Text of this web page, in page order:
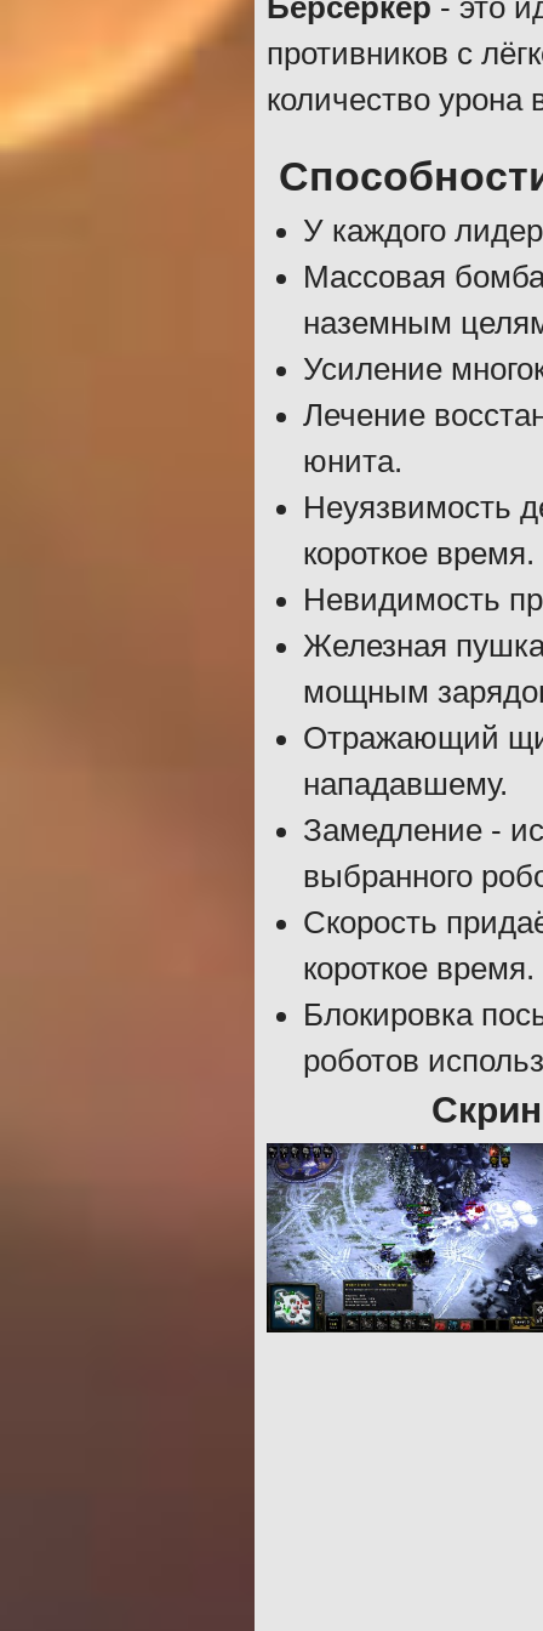
Берсеркер - это
противников с
количество урона
У каждого
Массовая
наземным
Усиление
Лечение
юнита.
Неуязвимость
короткое время.
Невидимость
Железная
мощным
Отражающий
нападавшему.
Замедление -
выбранного
Скорость
короткое время.
Блокировка
роботов